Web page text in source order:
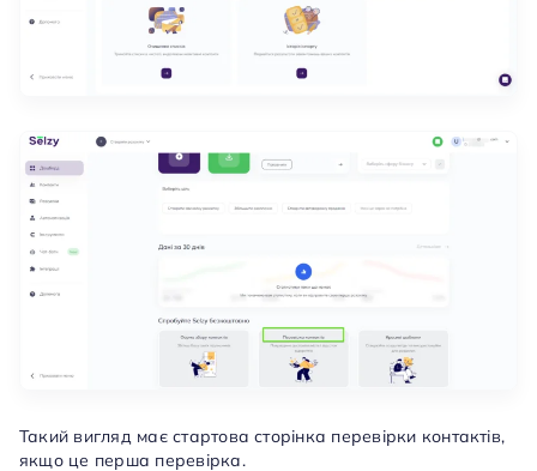
Такий вигляд має стартова сторінка перевірки контактів,
якщо це перша перевірка.